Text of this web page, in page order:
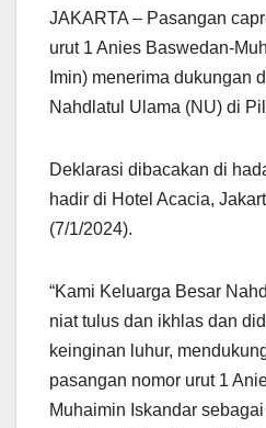
JAKARTA – Pasangan
urut 1 Anies Baswedan-
Imin) menerima dukungan
Nahdlatul Ulama (NU) di
Deklarasi dibacakan di
hadir di Hotel Acacia,
(7/1/2024).
“Kami Keluarga Besar
niat tulus dan ikhlas dan
keinginan luhur,
pasangan nomor urut 1
Muhaimin Iskandar